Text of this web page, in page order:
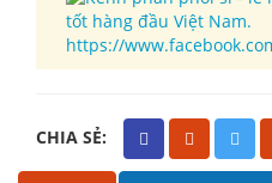
https://
CHIA SẺ: